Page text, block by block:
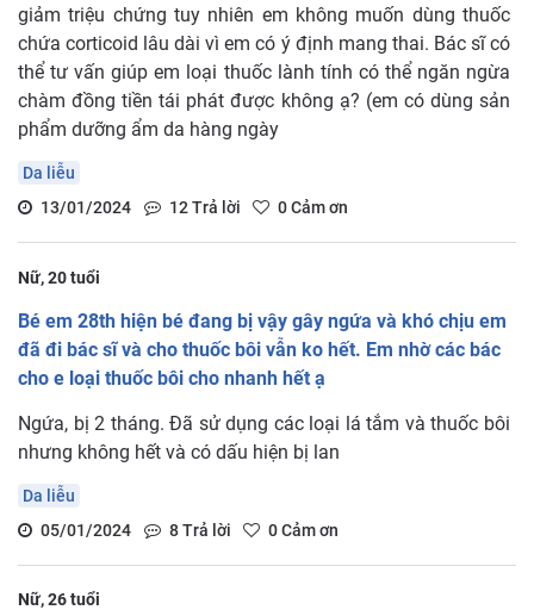
giảm triệu chứng tuy nhiên em không muốn dùng thuốc
chứa corticoid lâu dài vì em có ý định mang thai. Bác sĩ có
thể tư vấn giúp em loại thuốc lành tính có thể ngăn ngừa
chàm đồng tiền tái phát được không ạ? (em có dùng sản
phẩm dưỡng ẩm da hàng ngày
Da liễu
13/01/2024
12Trả lời 0Cảm ơn
Nữ, 20 tuổi
Bé em 28th hiện bé đang bị vậy gây ngứa và khó chịu em
đã đi bác sĩ và cho thuốc bôi vẫn ko hết. Em nhờ các bác
cho e loại thuốc bôi cho nhanh hết ạ
Ngứa, bị 2 tháng. Đã sử dụng các loại lá tắm và thuốc bôi
nhưng không hết và có dấu hiện bị lan
Da liễu
05/01/2024
8Trả lời 0Cảm ơn
Nữ, 26 tuổi